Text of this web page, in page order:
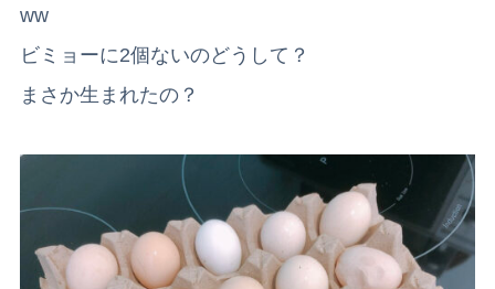
ww
ビミョーに2個ないのどうして？
まさか生まれたの？